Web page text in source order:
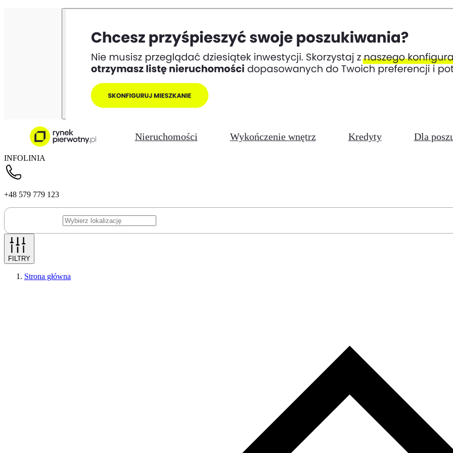
Nieruchomości Wykończenie wnętrz Kredyty Dla
INFOLINIA
+48 579 779 123
FILTRY
Strona główna